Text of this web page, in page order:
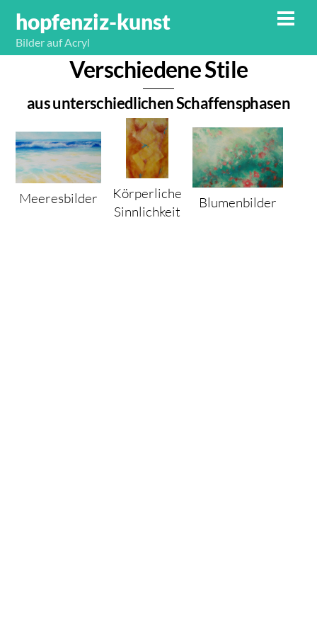
content
hopfenziz-kunst
Bilder auf Acryl
Verschiedene Stile
aus unterschiedlichen Schaffensphasen
Meeresbilder
Körperliche
Sinnlichkeit
Blumenbilder